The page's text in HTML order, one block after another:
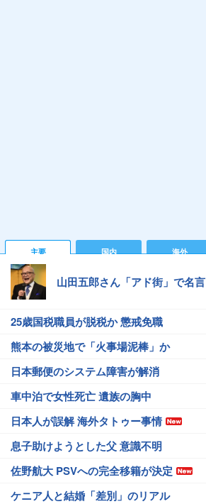
主要 国内 海外
山田五郎さん「アド街」で名言
25歳国税職員が脱税か 懲戒免職
熊本の被災地で「火事場泥棒」か
日本郵便のシステム障害が解消
車中泊で女性死亡 遺族の胸中
日本人が誤解 海外タトゥー事情
息子助けようとした父 意識不明
佐野航大 PSVへの完全移籍が決定
ケニア人と結婚「差別」のリアル